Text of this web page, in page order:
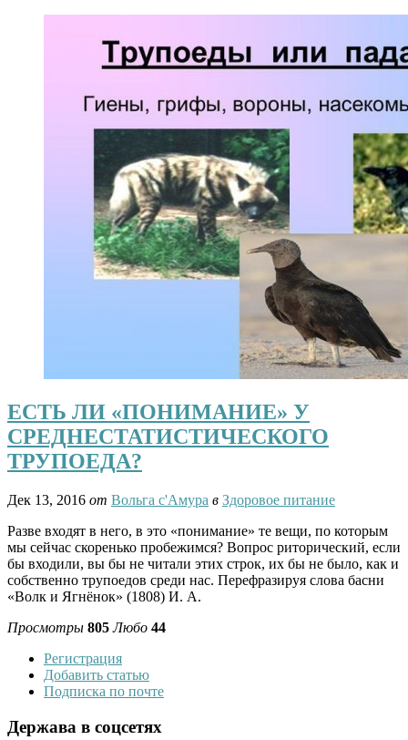
ЕСТЬ ЛИ «ПОНИМАНИЕ» У
СРЕДНЕСТАТИСТИЧЕСКОГО
ТРУПОЕДА?
Дек 13, 2016 от Вольга с'Амура в Здоровое питание
Разве входят в него, в это «понимание» те вещи, по которым
мы сейчас скоренько пробежимся? Вопрос риторический, если
бы входили, вы бы не читали этих строк, их бы не было, как и
собственно трупоедов среди нас. Перефразируя слова басни
«Волк и Ягнёнок» (1808) И. А.
Просмотры 805 Любо 44
Регистрация
Добавить статью
Подписка по почте
Держава в соцсетях